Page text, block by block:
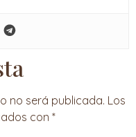
no será publicada. Los
con *